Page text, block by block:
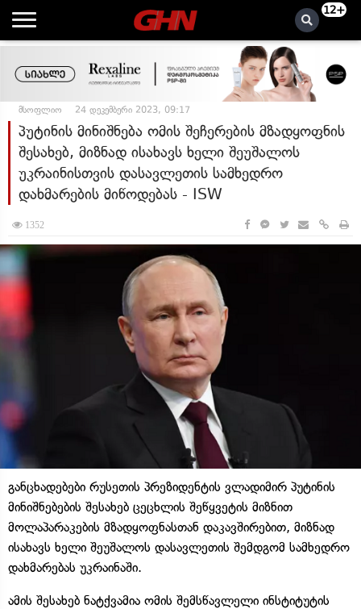
12+
მსოფლიო 24 დეკემბერი 2023, 09:17
პუტინის მინიშნება ომის შეჩერების მზადყოფნის
შესახებ, მიზნად ისახავს ხელი შეუშალოს
უკრაინისთვის დასავლეთის სამხედრო
დახმარების მიწოდებას - ISW
1352
განცხადებები რუსეთის პრეზიდენტის ვლადიმირ პუტინის
მინიშნებების შესახებ ცეცხლის შეწყვეტის მიზნით
მოლაპარაკების მზადყოფნასთან დაკავშირებით, მიზნად
ისახავს ხელი შეუშალოს დასავლეთის შემდგომ სამხედრო
დახმარებას უკრაინაში.
ამის შესახებ ნატქვამია ომის შემსწავლელი ინსტიტუტის